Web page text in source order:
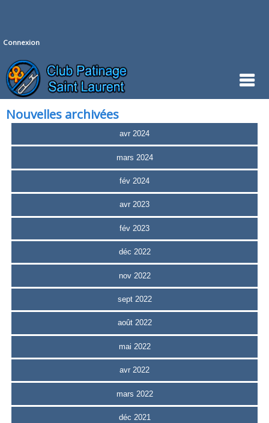
Connexion
Nouvelles archivées
avr 2024
mars 2024
fév 2024
avr 2023
fév 2023
déc 2022
nov 2022
sept 2022
août 2022
mai 2022
avr 2022
mars 2022
déc 2021